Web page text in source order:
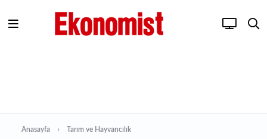
Anasayfa Tarım ve Hayvancılık